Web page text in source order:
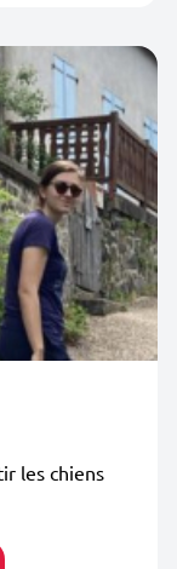
les chiens